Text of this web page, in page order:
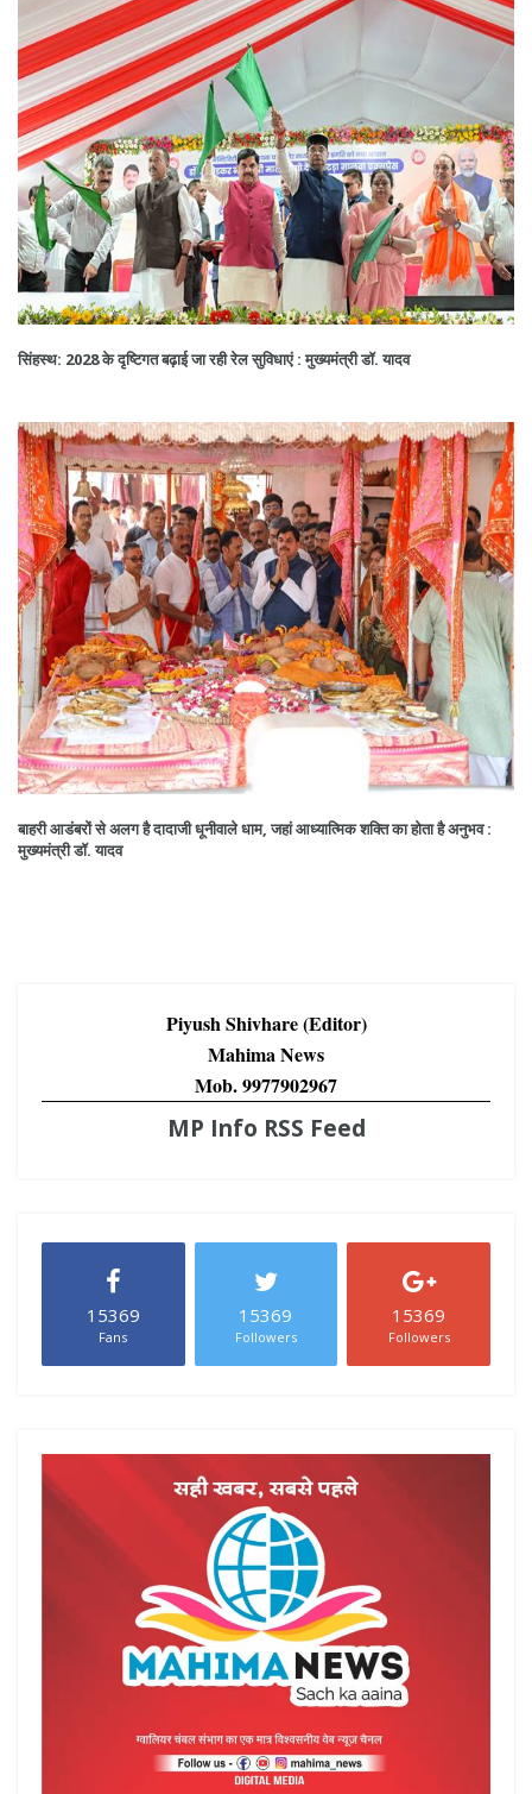
सिंहस्थ: 2028 के दृष्टिगत बढ़ाई जा रही रेल सुविधाएं : मुख्यमंत्री डॉ. यादव
बाहरी आडंबरों से अलग है दादाजी धूनीवाले धाम, जहां आध्यात्मिक शक्ति का होता है अनुभव :
मुख्यमंत्री डॉ. यादव
Piyush Shivhare (Editor)
Mahima News
Mob. 9977902967
MP Info RSS Feed
15369
Fans
15369
Followers
15369
Followers